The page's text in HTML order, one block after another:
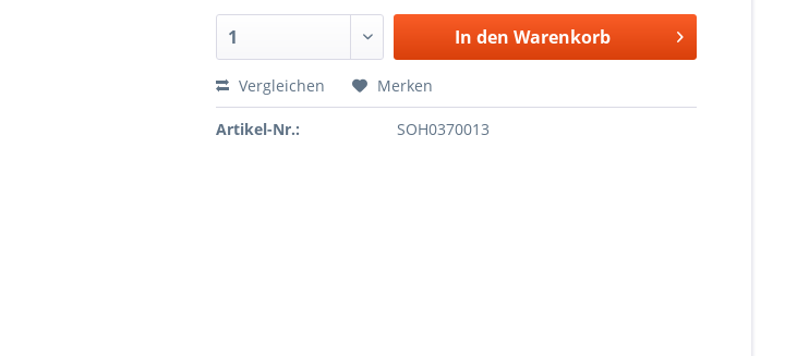
In den Warenkorb
Vergleichen Merken
Artikel-Nr.: SOH0370013